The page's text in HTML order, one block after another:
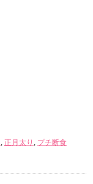
, 正月太り , プチ断食